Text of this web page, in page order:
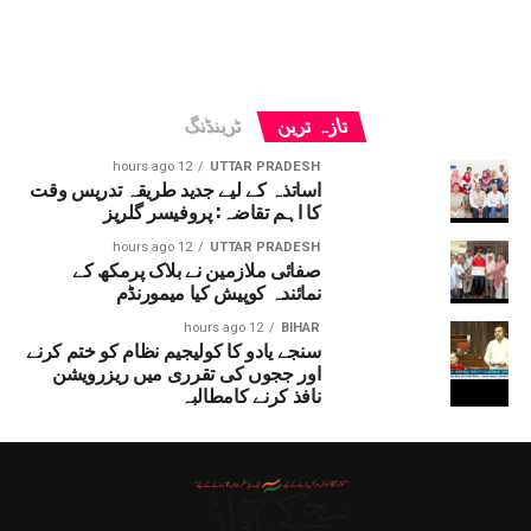
تازہ ترین ٹرینڈنگ
UTTAR PRADESH
12 hours ago
اساتذہ کے لیے جدید طریقہ تدریس وقت
کا اہم تقاضہ: پروفیسر گلریز
UTTAR PRADESH
12 hours ago
صفائی ملازمین نے بلاک پرمکھ کے
نمائندہ کوپیش کیا میمورنڈم
BIHAR
12 hours ago
سنجے یادو کا کولیجیم نظام کو ختم کرنے
اور ججوں کی تقرری میں ریزرویشن
نافذ کرنے کامطالبہ